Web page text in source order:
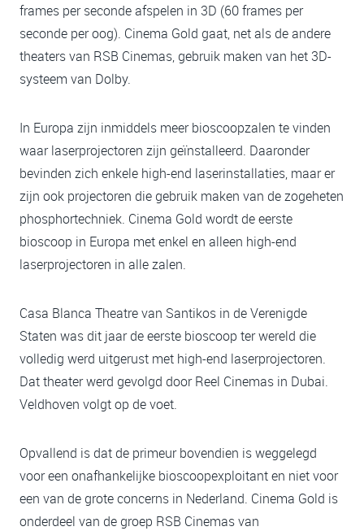
frames per seconde afspelen in 3D (60 frames per
seconde per oog). Cinema Gold gaat, net als de andere
theaters van RSB Cinemas, gebruik maken van het 3D-
systeem van Dolby.
In Europa zijn inmiddels meer bioscoopzalen te vinden
waar laserprojectoren zijn geïnstalleerd. Daaronder
bevinden zich enkele high-end laserinstallaties, maar er
zijn ook projectoren die gebruik maken van de zogeheten
phosphortechniek. Cinema Gold wordt de eerste
bioscoop in Europa met enkel en alleen high-end
laserprojectoren in alle zalen.
Casa Blanca Theatre van Santikos in de Verenigde
Staten was dit jaar de eerste bioscoop ter wereld die
volledig werd uitgerust met high-end laserprojectoren.
Dat theater werd gevolgd door Reel Cinemas in Dubai.
Veldhoven volgt op de voet.
Opvallend is dat de primeur bovendien is weggelegd
voor een onafhankelijke bioscoopexploitant en niet voor
een van de grote concerns in Nederland. Cinema Gold is
onderdeel van de groep RSB Cinemas van